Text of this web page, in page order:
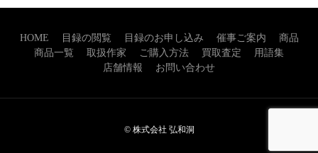
HOME 目録の閲覧 目録のお申し込み 催事ご案内
商品
商品一覧
取扱作家 ご購入方法 買取査定
用語集
店舗情報
お問い合わせ
© 株式会社 弘和洞